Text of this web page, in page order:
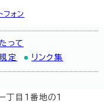
フォン
って
定 リンク集
丁目1番地の1